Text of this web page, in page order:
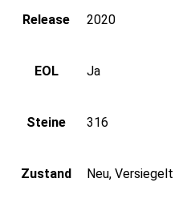
Release 2020
EOL Ja
Steine 316
Zustand Neu, Versiegelt